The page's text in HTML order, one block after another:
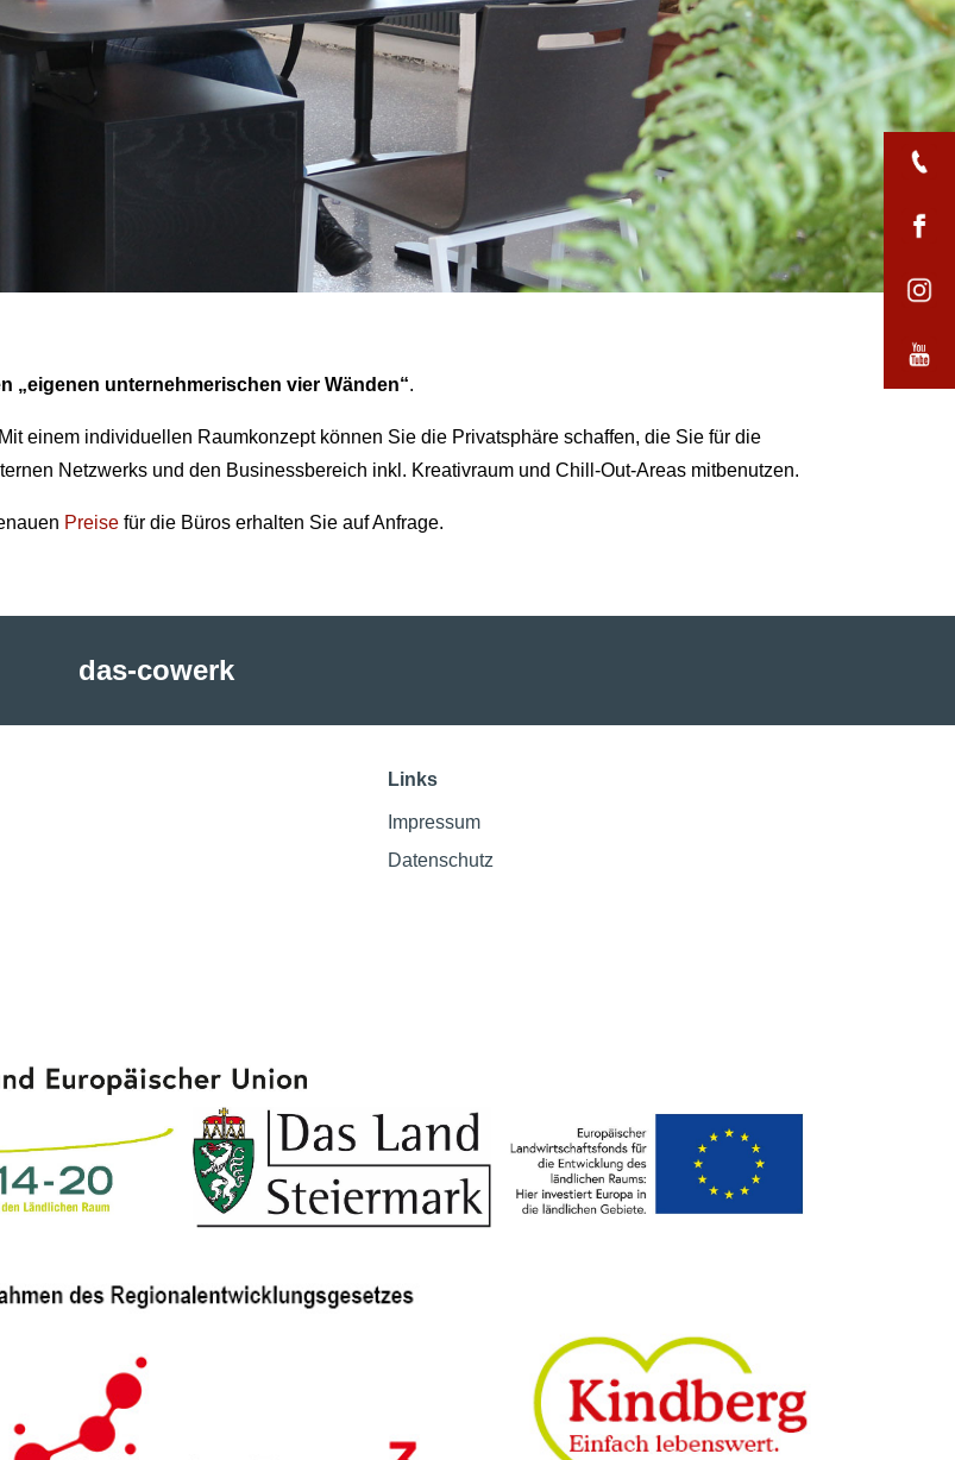
„eigenen unternehmerischen vier Wänden“.
einem individuellen Raumkonzept können Sie die Privatsphäre schaffen, die Sie für die
Netzwerks und den Businessbereich inkl. Kreativraum und Chill-Out-Areas mitbenutzen.
Preise für die Büros erhalten Sie auf Anfrage.
das-cowerk
Links
Impressum
Datenschutz